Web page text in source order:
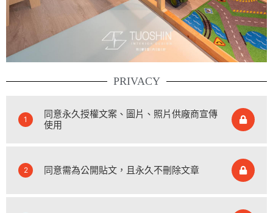
PRIVACY
1
同意永久授權文案、圖片、照片供廠商宣傳
使用
2 同意需為公開貼文，且永久不刪除文章